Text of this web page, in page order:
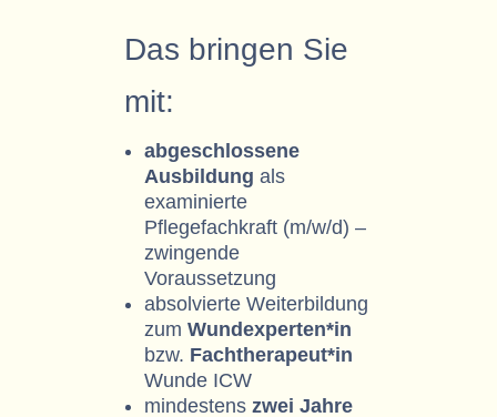
Das bringen Sie
mit:
abgeschlossene
Ausbildung als
examinierte
Pflegefachkraft (m/w/d) –
zwingende
Voraussetzung
absolvierte Weiterbildung
zum Wundexperten*in
bzw. Fachtherapeut*in
Wunde ICW
mindestens zwei Jahre